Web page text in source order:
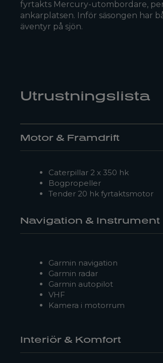
fyrtakts Mercury-utombordare,
ankarplatsen. Inför säsongen har
äventyr på sjön.
Utrustningslista
Motor & Framdrift
Caterpillar 2 x 350 hk
Bogpropeller
Tender 20 hk fyrtaktsmotor
Navigation & Instrument
Garmin navigation
Garmin radar
Garmin autopilot
VHF
Kamera i motorrum
Interiör & Komfort